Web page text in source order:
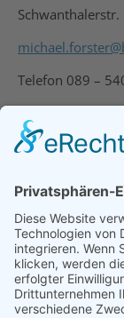
Telefon 089 –